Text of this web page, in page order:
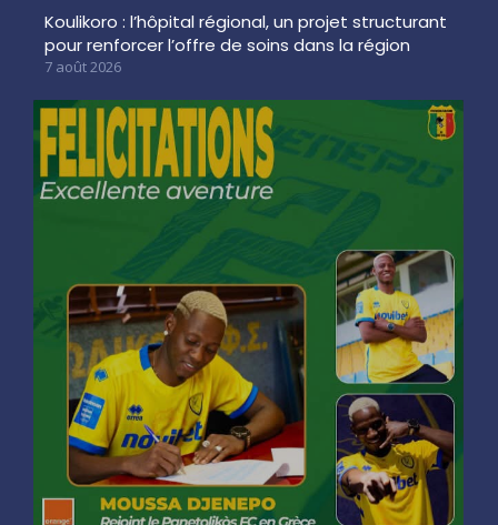
Koulikoro : l’hôpital régional, un projet structurant
pour renforcer l’offre de soins dans la région
7 août 2026